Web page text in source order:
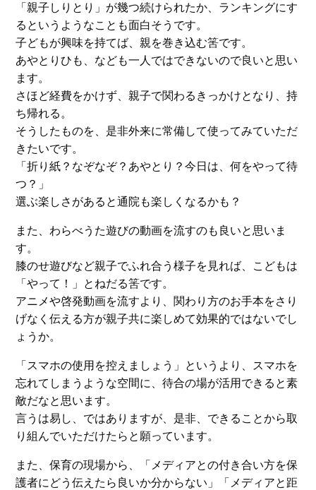
「親子しりとり」が幾つ続けられたか、ランキングにす
るというようなことも面白そうです。
子どもが興味を持てば、親を巻き込む筈です。
あやとりひも、なども一人ではできないので良いと思い
ます。
さほど経費をかけず、親子で関わるきっかけとなり、持
ち帰れる。
そうしたものを、是非外来に常備して使ってみていただ
きたいです。
「折り紙？なぞなぞ？あやとり？今日は、何をやって待
つ？」
選ぶ楽しさがあると通院も楽しくなるかも？
また、わらべうた遊びの動画を流すのも良いと思いま
す。
膝のせ遊びなど親子でふれ合う様子を見れば、こどもは
「やって！」とねだる筈です。
アニメや啓発動画を流すより、関わり方のお手本をさり
げなく伝える方が親子共に楽しめて効果的ではないでし
ょうか。
「スマホの使用を控えましょう」というより、スマホを
忘れてしまうような空間に、待合の場が活用できると素
敵だなと思います。
言うは易し、ではありますが、是非、できることから取
り組んでいただけたらと願っています。
また、保育の現場から、「メディアとの付き合い方を保
護者にどう伝えたら良いか分からない」「メディアと距